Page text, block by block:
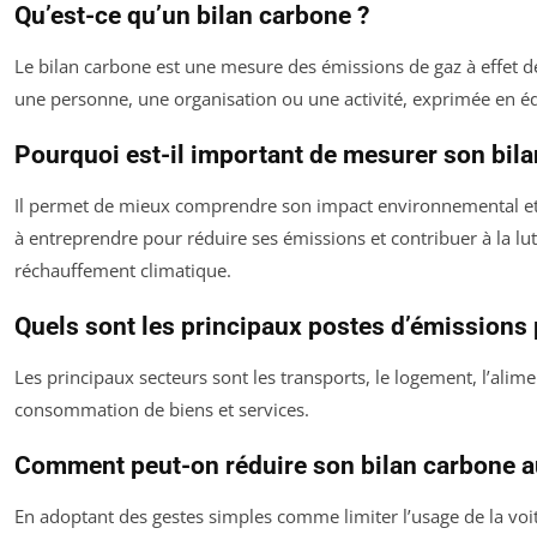
Qu’est-ce qu’un bilan carbone ?
Le bilan carbone est une mesure des émissions de gaz à effet
une personne, une organisation ou une activité, exprimée en
Pourquoi est-il important de mesurer son
Il permet de mieux comprendre son impact environnemental
à entreprendre pour réduire ses émissions et contribuer à la
réchauffement climatique.
Quels sont les principaux postes d’émissions
Les principaux secteurs sont les transports, le logement,
consommation de biens et services.
Comment peut-on réduire son bilan carbone
En adoptant des gestes simples comme limiter l’usage de la